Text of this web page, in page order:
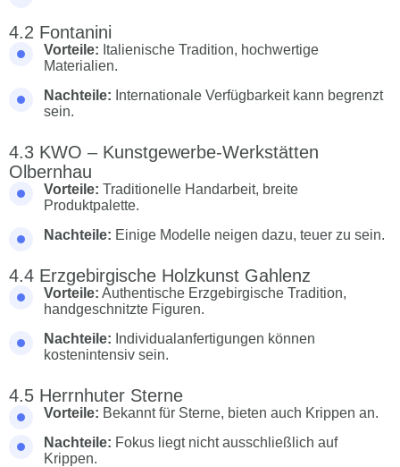
Fontanini
Vorteile: Italienische Tradition, hochwertige
Materialien.
Nachteile: Internationale Verfügbarkeit kann begrenzt
sein.
KWO – Kunstgewerbe-Werkstätten
Olbernhau
Vorteile: Traditionelle Handarbeit, breite
Produktpalette.
Nachteile: Einige Modelle neigen dazu, teuer zu sein.
Erzgebirgische Holzkunst Gahlenz
Vorteile: Authentische Erzgebirgische Tradition,
handgeschnitzte Figuren.
Nachteile: Individualanfertigungen können
kostenintensiv sein.
Herrnhuter Sterne
Vorteile: Bekannt für Sterne, bieten auch Krippen an.
Nachteile: Fokus liegt nicht ausschließlich auf
Krippen.